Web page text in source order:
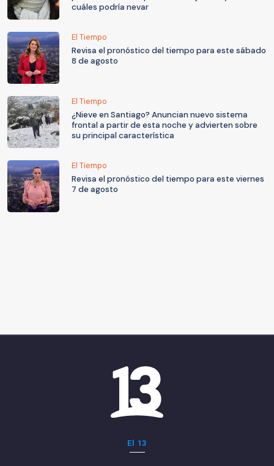
cuáles podría nevar
El Tiempo
Revisa el pronóstico del tiempo para este sábado
8 de agosto
El Tiempo
¿Nieve en Santiago? Anuncian nuevo sistema
frontal a partir de esta noche y advierten sobre
su principal característica
El Tiempo
Revisa el pronóstico del tiempo para este viernes
7 de agosto
El 13